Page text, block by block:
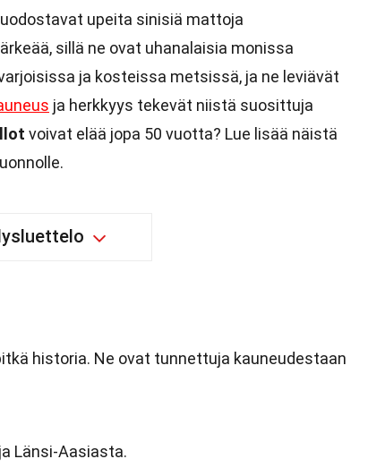
upeita sinisiä mattoja
sillä ne ovat uhanalaisia monissa
ja kosteissa metsissä, ja ne leviävät
ja herkkyys tekevät niistä suosittuja
voivat elää jopa 50 vuotta? Lue lisää näistä
historia. Ne ovat tunnettuja kauneudestaan
Länsi-Aasiasta.